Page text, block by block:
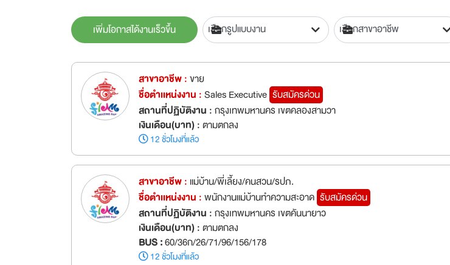
เพิ่มโอกาสได้งานเร็วขึ้น
สาขาอาชีพ :ขาย
ชื่อตำเเหน่งงาน :Sales Executive รับสมัครด่วน
สถานที่ปฏิบัติงาน :กรุงเทพมหานคร เขตคลองสามวา
เงินเดือน(บาท) :ตามตกลง
12 ชั่วโมงที่แล้ว
สาขาอาชีพ :แม่บ้าน/พี่เลี้ยง/คนสวน/รปภ.
ชื่อตำเเหน่งงาน :พนักงานแม่บ้านทำความสะอาด รับสมัครด่วน
สถานที่ปฏิบัติงาน :กรุงเทพมหานคร เขตคันนายาว
เงินเดือน(บาท) :ตามตกลง
BUS :60/36ก/26/71/96/156/178
12 ชั่วโมงที่แล้ว